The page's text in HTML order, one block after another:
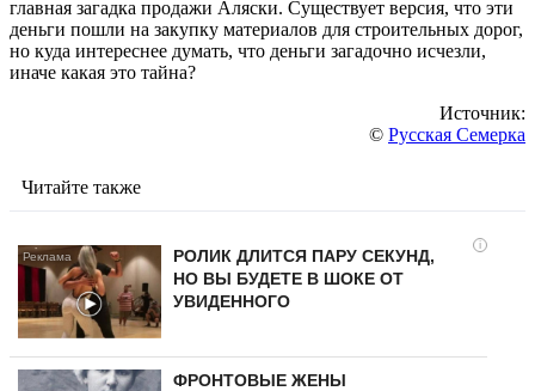
главная загадка продажи Аляски. Существует версия, что эти
деньги пошли на закупку материалов для строительных дорог,
но куда интереснее думать, что деньги загадочно исчезли,
иначе какая это тайна?
Источник:
© Русская Семерка
Читайте также
i
РОЛИК ДЛИТСЯ ПАРУ СЕКУНД,
НО ВЫ БУДЕТЕ В ШОКЕ ОТ
УВИДЕННОГО
ФРОНТОВЫЕ ЖЕНЫ